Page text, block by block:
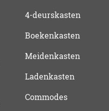
4-deurskasten
Boekenkasten
Meidenkasten
Ladenkasten
Commodes